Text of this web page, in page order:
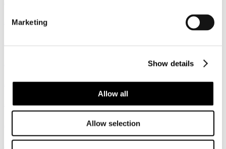
Marketing
Show details
Allow all
Allow selection
2012
2009
2008
2017